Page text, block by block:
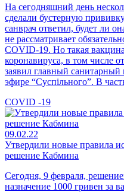
На сегодняшний день
сделали бустерную
санврач ответил, будет ли
не рассматривает
COVID-19. Но такая
коронавируса, в том числе
заявил главный санитарный
эфире “Суспільного”. В
COVID -19
09.02.22
Утвердили новые правила
решение Кабмина
Сегодня, 9 февраля,
назначение 1000 гривен за